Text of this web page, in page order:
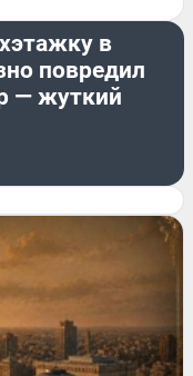
в
повредил
— жуткий